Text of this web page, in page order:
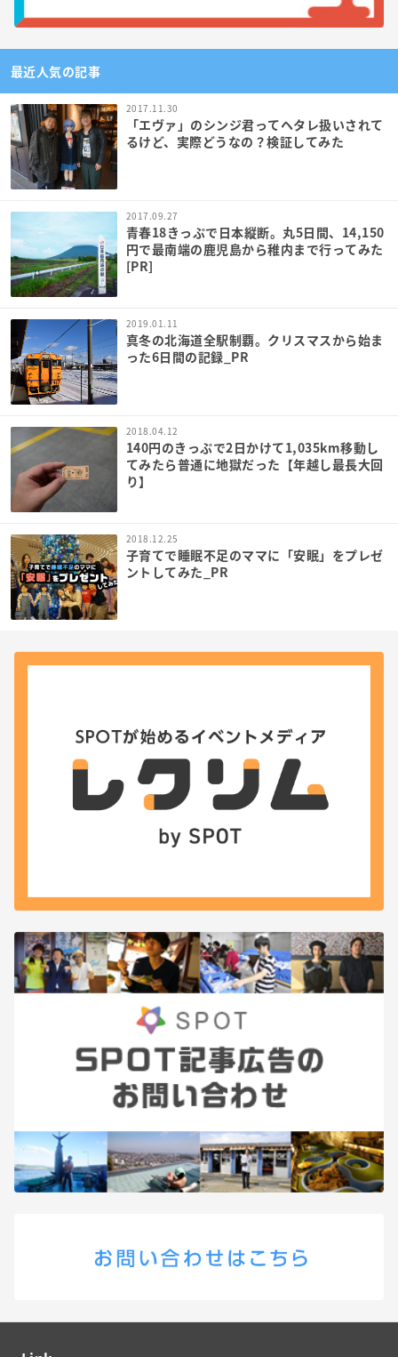
最近人気の記事
2017.11.30
「エヴァ」のシンジ君ってヘタレ扱いされて
るけど、実際どうなの？検証してみた
2017.09.27
青春18きっぷで日本縦断。丸5日間、14,150
円で最南端の鹿児島から稚内まで行ってみた
[PR]
2019.01.11
真冬の北海道全駅制覇。クリスマスから始ま
った6日間の記録_PR
2018.04.12
140円のきっぷで2日かけて1,035km移動し
てみたら普通に地獄だった【年越し最長大回
り】
2018.12.25
子育てで睡眠不足のママに「安眠」をプレゼ
ントしてみた_PR